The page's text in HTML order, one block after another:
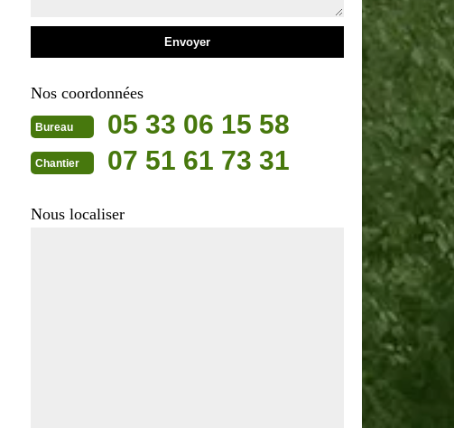
Nos coordonnées
Bureau 05 33 06 15 58
Chantier 07 51 61 73 31
Nous localiser